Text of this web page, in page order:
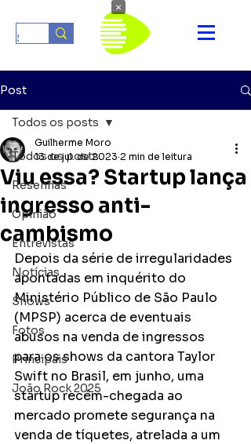
Post
Todos os posts
Resenhas
Opinião
Entrevistas
Notícias
Shows
Fotos
Principais
João Rock 2025
Todos os posts
Viu essa? Startup lança
ingresso anti-
cambismo
Guilherme Moro
13 de jul. de 2023 2 min de leitura
Depois da série de irregularidades
apontadas em inquérito do
Ministério Público de São Paulo
(MPSP) acerca de eventuais
abusos na venda de ingressos
para os shows da cantora Taylor
Swift no Brasil, em junho, uma
startup recém-chegada ao
mercado promete segurança na
venda de tíquetes, atrelada a um
×